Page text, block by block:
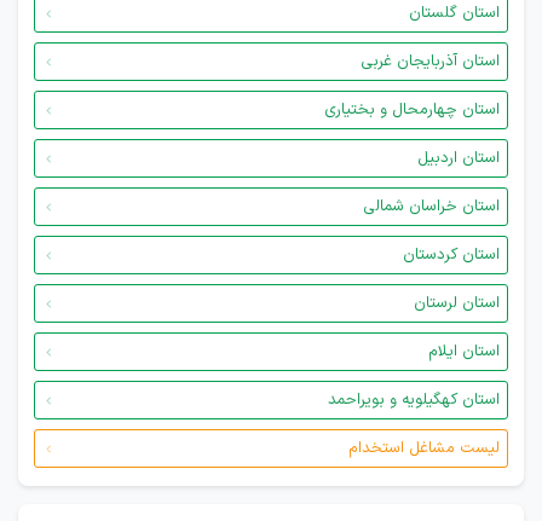
استان گلستان
استان آذربایجان غربی
استان چهارمحال و بختیاری
استان اردبیل
استان خراسان شمالی
استان کردستان
استان لرستان
استان ایلام
استان کهگیلویه و بویراحمد
لیست مشاغل استخدام